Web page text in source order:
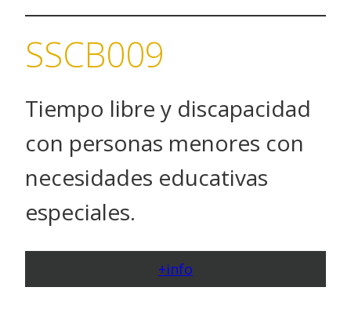
SSCB009
Tiempo libre y discapacidad
con personas menores con
necesidades educativas
especiales.
+info